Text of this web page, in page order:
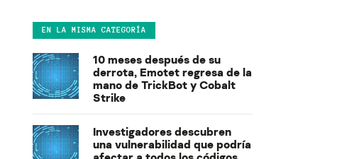
EN LA MISMA CATEGORÍA
10 meses después de su
derrota, Emotet regresa de la
mano de TrickBot y Cobalt
Strike
Investigadores descubren
una vulnerabilidad que podría